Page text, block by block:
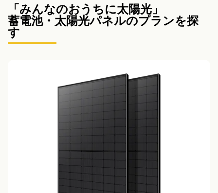
「みんなのおうちに太陽光」
蓄電池・太陽光パネルのプランを探
す